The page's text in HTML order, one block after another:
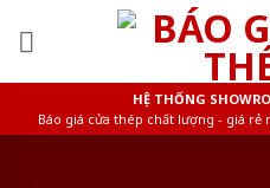
HỆ THỐNG
Báo giá cửa thép chất lượng - giá rẻ